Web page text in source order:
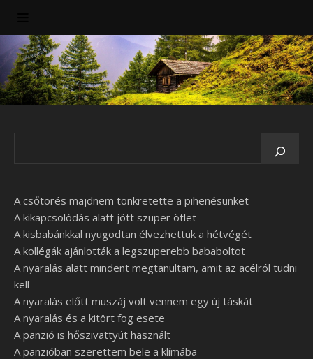
A csőtörés majdnem tönkretette a pihenésünket
A kikapcsolódás alatt jött szuper ötlet
A kisbabánkkal nyugodtan élvezhettük a hétvégét
A kollégák ajánlották a legszuperebb bababoltot
A nyaralás alatt mindent megtanultam, amit az acélról tudni
kell
A nyaralás előtt muszáj volt vennem egy új táskát
A nyaralás és a kitört fog esete
A panzió is hőszivattyút használt
A panzióban szerettem bele a klímába